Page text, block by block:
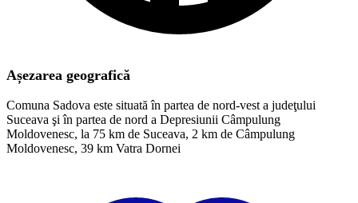
Așezarea geografică
Comuna Sadova este situată în partea de nord-vest a judeţului
Suceava şi în partea de nord a Depresiunii Câmpulung
Moldovenesc, la 75 km de Suceava, 2 km de Câmpulung
Moldovenesc, 39 km Vatra Dornei